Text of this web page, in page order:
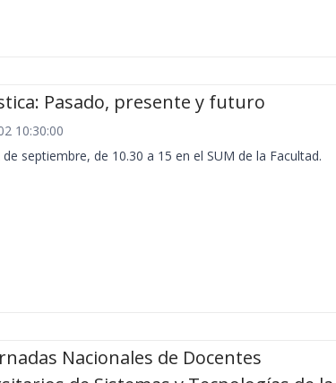
Pasado, presente y futuro
10:30:00
septiembre, de 10.30 a 15 en el SUM de la Facultad.
Nacionales de Docentes